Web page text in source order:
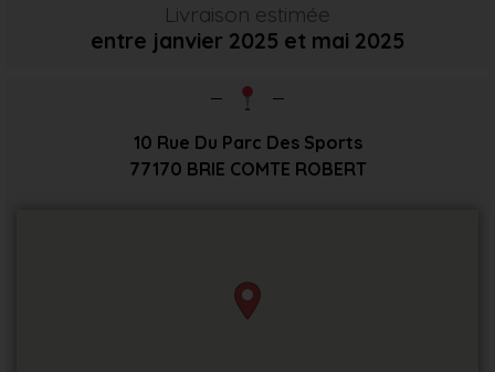
Livraison estimée
entre janvier 2025 et mai 2025
10 Rue Du Parc Des Sports
77170 BRIE COMTE ROBERT